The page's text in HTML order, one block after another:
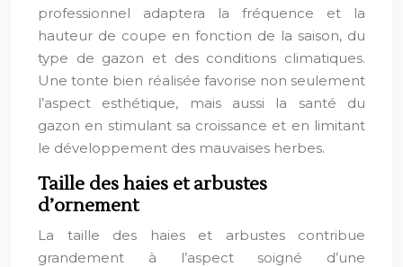
professionnel adaptera la fréquence et la
hauteur de coupe en fonction de la saison, du
type de gazon et des conditions climatiques.
Une tonte bien réalisée favorise non seulement
l’aspect esthétique, mais aussi la santé du
gazon en stimulant sa croissance et en limitant
le développement des mauvaises herbes.
Taille des haies et arbustes
d’ornement
La taille des haies et arbustes contribue
grandement à l’aspect soigné d’une